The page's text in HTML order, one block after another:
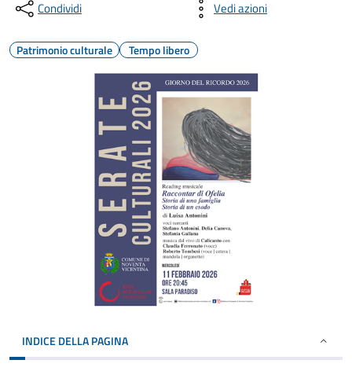
Condividi Vedi azioni
Patrimonio culturale Tempo libero
INDICE DELLA PAGINA